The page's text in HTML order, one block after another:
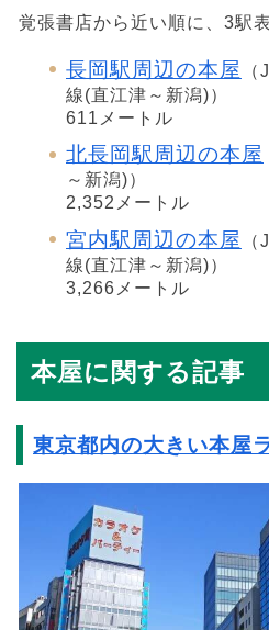
覚張書店から近い順に、3駅
長岡駅周辺の本屋
線(直江津～新潟)）
611メートル
北長岡駅周辺の本屋
～新潟)）
2,352メートル
宮内駅周辺の本屋
線(直江津～新潟)）
3,266メートル
本屋に関する記事
東京都内の大きい本屋